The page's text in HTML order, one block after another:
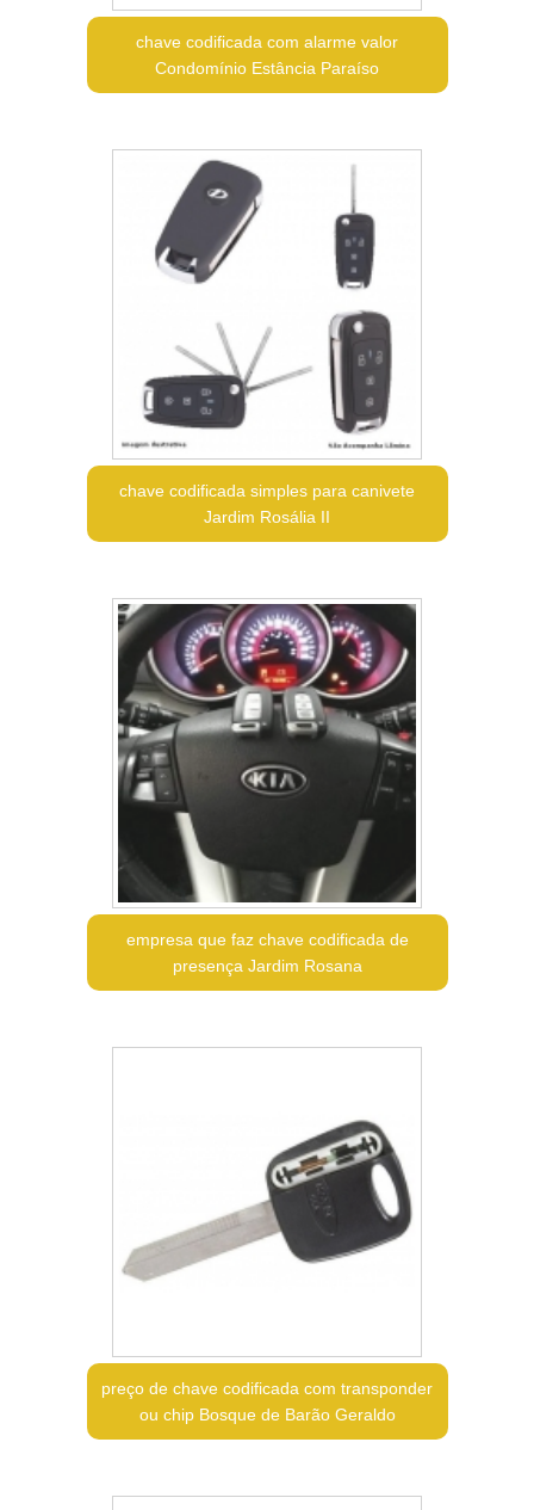
chave codificada com alarme valor
Condomínio Estância Paraíso
chave codificada simples para canivete
Jardim Rosália II
empresa que faz chave codificada de
presença Jardim Rosana
preço de chave codificada com transponder
ou chip Bosque de Barão Geraldo